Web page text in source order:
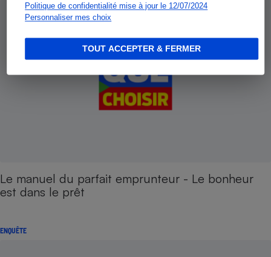
Politique de confidentialité mise à jour le 12/07/2024
Personnaliser mes choix
TOUT ACCEPTER & FERMER
Le manuel du parfait emprunteur - Le bonheur
est dans le prêt
ENQUÊTE